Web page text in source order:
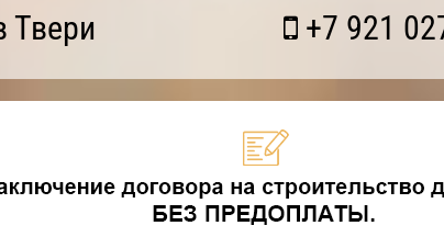
Твери +7 921